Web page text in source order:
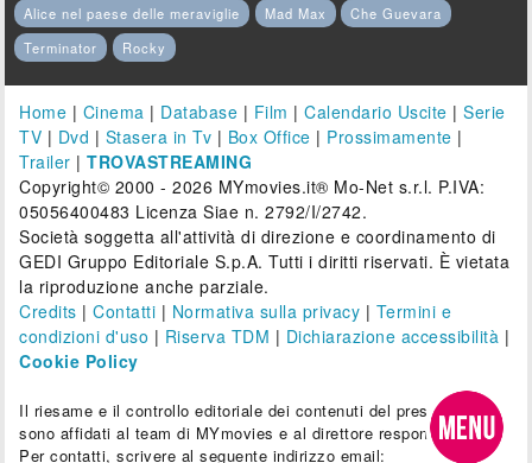
Alice nel paese delle meraviglie
Mad Max
Che Guevara
Terminator
Rocky
Home | Cinema | Database | Film |Calendario Uscite |Serie
TV | Dvd | Stasera in Tv | Box Office | Prossimamente |
Trailer |TROVASTREAMING
Copyright© 2000 - 2026 MYmovies.it® Mo-Net s.r.l. P.IVA:
05056400483 Licenza Siae n. 2792/I/2742.
Società soggetta all'attività di direzione e coordinamento di
GEDI Gruppo Editoriale S.p.A. Tutti i diritti riservati. È vietata
la riproduzione anche parziale.
Credits |Contatti | Normativa sulla privacy | Termini e
condizioni d'uso | Riserva TDM | Dichiarazione accessibilità |
Cookie Policy
Il riesame e il controllo editoriale dei contenuti del presente sito
sono affidati al team di MYmovies e al direttore responsabile.
Per contatti, scrivere al seguente indirizzo email: